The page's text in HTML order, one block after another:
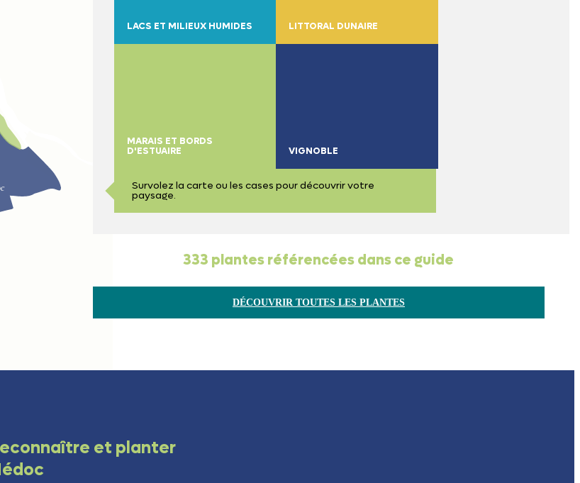
LACS ET MILIEUX HUMIDES LITTORAL DUNAIRE
MARAIS ET BORDS
D'ESTUAIRE
VIGNOBLE
Survolez la carte ou les cases pour découvrir votre
paysage.
333 plantes référencées dans ce guide
DÉCOUVRIR TOUTES LES PLANTES
et planter